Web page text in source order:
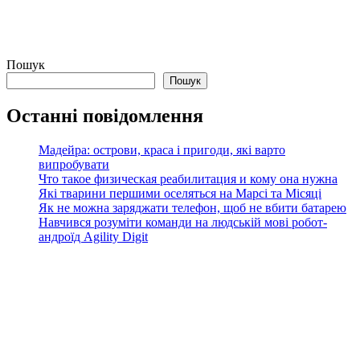
Пошук
Пошук
Останні повідомлення
Мадейра: острови, краса і пригоди, які варто
випробувати
Что такое физическая реабилитация и кому она нужна
Які тварини першими оселяться на Марсі та Місяці
Як не можна заряджати телефон, щоб не вбити батарею
Навчився розуміти команди на людській мові робот-
андроїд Agility Digit